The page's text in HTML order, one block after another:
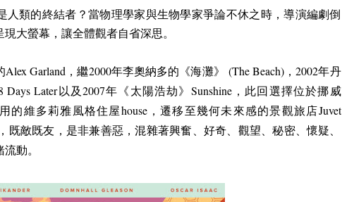
人類的終結者？當物理學家與生物學家爭論不休之時，導演編劇倒
大螢幕，讓全體觀者自省深思。
Alex Garland ，繼2000年李奧納多的《海灘》 (The Beach) ，2002年丹
Days Later以及2007年《太陽浩劫》 Sunshine，此回選擇位於挪威
的維多莉雅風格住屋house，遷移至幾何未來感的景觀旅店Juvet
既敵既友，是非兼善惡，混雜著興奮、好奇、觀望、秘密、懷疑、
動。